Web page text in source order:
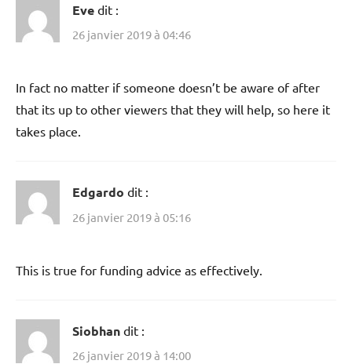
Eve dit :
26 janvier 2019 à 04:46
In fact no matter if someone doesn’t be aware of after
that its up to other viewers that they will help, so here it
takes place.
Edgardo dit :
26 janvier 2019 à 05:16
This is true for funding advice as effectively.
Siobhan dit :
26 janvier 2019 à 14:00